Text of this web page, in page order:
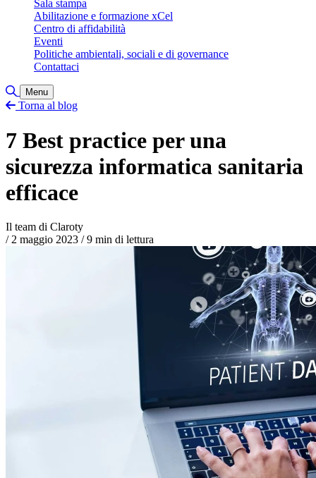
Sala stampa
Abilitazione e formazione xCel
Centro di affidabilità
Eventi
Politiche ambientali, sociali e di governance
Contattaci
Attiva/disattiva ricerca
Menu
Torna al blog
7 Best practice per una
sicurezza informatica sanitaria
efficace
Il team di Claroty
/ 2 maggio 2023 /9 min di lettura